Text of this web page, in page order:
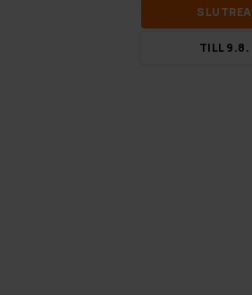
SLUT­REA
TILL 9.8.